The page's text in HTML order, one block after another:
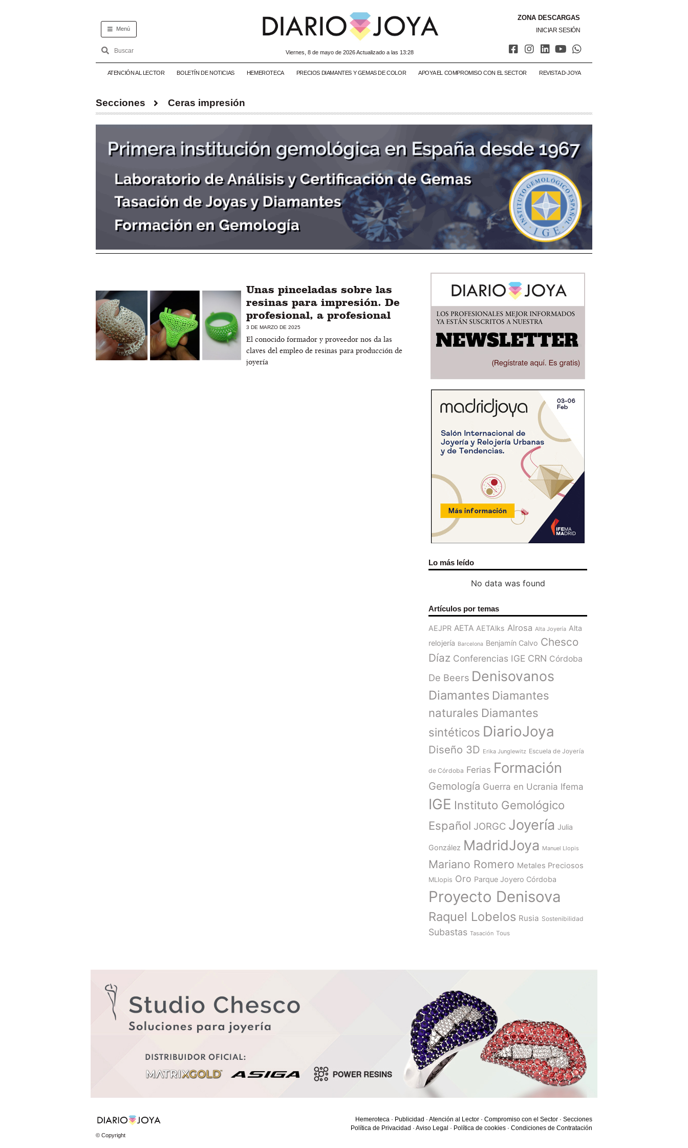
Menú
viernes, 8 de mayo de 2026 Actualizado a las 13:28
ZONA DESCARGAS
INICIAR SESIÓN
ATENCIÓN AL LECTOR BOLETÍN DE NOTICIAS HEMEROTECA PRECIOS DIAMANTES Y GEMAS DE COLOR APOYA EL COMPROMISO CON EL SECTOR REVISTA D-JOYA
Secciones Ceras impresión
Unas pinceladas sobre las
resinas para impresión. De
profesional, a profesional
3 DE MARZO DE 2025
El conocido formador y proveedor nos da las
claves del empleo de resinas para producción de
joyería
Lo más leído
No data was found
Artículos por temas
AEJPR AETA AETAlks Alrosa Alta Joyería Alta
relojería Barcelona Benjamín Calvo Chesco
Díaz Conferencias IGE CRN Córdoba
De Beers Denisovanos
Diamantes Diamantes
naturales Diamantes
sintéticos DiarioJoya
Diseño 3D Erika Junglewitz Escuela de Joyería
de Córdoba Ferias Formación
Gemología Guerra en Ucrania Ifema
IGE Instituto Gemológico
Español JORGC Joyería Julia
González MadridJoya Manuel Llopis
Mariano Romero Metales Preciosos
MLlopis Oro Parque Joyero Córdoba
Proyecto Denisova
Raquel Lobelos Rusia Sostenibilidad
Subastas Tasación Tous
© Copyright
Hemeroteca · Publicidad · Atención al Lector · Compromiso con el Sector · Secciones
Política de Privacidad · Aviso Legal · Política de cookies · Condiciones de Contratación